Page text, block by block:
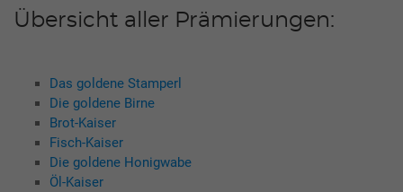
Übersicht aller Prämierungen:
Das goldene Stamperl
Die goldene Birne
Brot-Kaiser
Fisch-Kaiser
Die goldene Honigwabe
Öl-Kaiser